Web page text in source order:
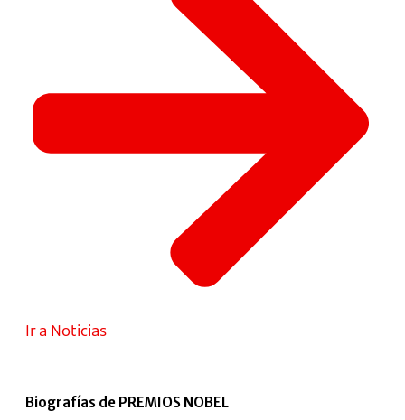
Ir a Noticias
Biografías de PREMIOS NOBEL